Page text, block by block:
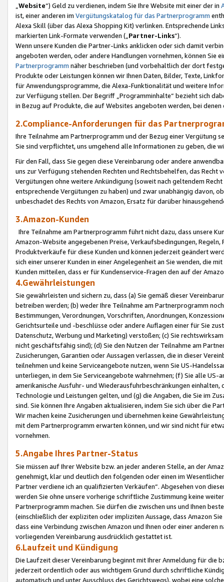
Website“) Geld zu verdienen, indem Sie Ihre Website mit einer der in
ist, einer anderen im Vergütungskatalog für das Partnerprogramm
Alexa Skill (über das Alexa Shopping Kit) verlinken. Entsprechende
markierten Link-Formate verwenden („ Partner-Links“).
Wenn unsere Kunden die Partner-Links anklicken oder sich damit
angeboten werden, oder andere Handlungen vornehmen, können Sie
Partnerprogramm näher beschrieben (und vorbehaltlich der dort
Produkte oder Leistungen können wir Ihnen Daten, Bilder, Texte,
für Anwendungsprogramme, die Alexa-Funktionalität und weitere
zur Verfügung stellen. Der Begriff „Programminhalte“ bezieht sich
in Bezug auf Produkte, die auf Websites angeboten werden, bei
2.Compliance-Anforderungen für das
Ihre Teilnahme am Partnerprogramm und der Bezug einer Vergütung
Sie sind verpflichtet, uns umgehend alle Informationen zu geben, die
Für den Fall, dass Sie gegen diese Vereinbarung oder andere
uns zur Verfügung stehenden Rechten und Rechtsbehelfen, das
Vergütungen ohne weitere Ankündigung (soweit nach geltendem
entsprechende Vergütungen zu haben) und zwar unabhängig davon,
unbeschadet des Rechts von Amazon, Ersatz für darüber
3.Amazon-Kunden
Ihre Teilnahme am Partnerprogramm führt nicht dazu, dass unsere
Amazon-Website angegebenen Preise, Verkaufsbedingungen,
Produktverkäufe für diese Kunden und können jederzeit geändert
sich einer unserer Kunden in einer Angelegenheit an Sie wenden, die
Kunden mitteilen, dass er für Kundenservice-Fragen den auf der
4.Gewährleistungen
Sie gewährleisten und sichern zu, dass (a) Sie gemäß dieser
betreiben werden; (b) weder Ihre Teilnahme am Partnerprogramm
Bestimmungen, Verordnungen, Vorschriften, Anordnungen,
Gerichtsurteile und -beschlüsse oder andere Auflagen einer für Sie
Datenschutz, Werbung und Marketing) verstoßen; (c) Sie
nicht geschäftsfähig sind); (d) Sie den Nutzen der Teilnahme am
Zusicherungen, Garantien oder Aussagen verlassen, die in dieser
teilnehmen und keine Serviceangebote nutzen, wenn Sie US-
unterliegen, in dem Sie Serviceangebote wahrnehmen; (f) Sie alle
amerikanische Ausfuhr- und Wiederausfuhrbeschränkungen
Technologie und Leistungen gelten, und (g) die Angaben, die Sie im
sind. Sie können Ihre Angaben aktualisieren, indem Sie sich über die
Wir machen keine Zusicherungen und übernehmen keine
mit dem Partnerprogramm erwarten können, und wir sind nicht für
vornehmen.
5.Angabe Ihres Partner-Status
Sie müssen auf Ihrer Website bzw. an jeder anderen Stelle, an der
genehmigt, klar und deutlich den folgenden oder einen im
Partner verdiene ich an qualifizierten Verkäufen“. Abgesehen von
werden Sie ohne unsere vorherige schriftliche Zustimmung keine
Partnerprogramm machen. Sie dürfen die zwischen uns und Ihnen
(einschließlich der expliziten oder impliziten Aussage, dass Amazon
dass eine Verbindung zwischen Amazon und Ihnen oder einer
vorliegenden Vereinbarung ausdrücklich gestattet ist.
6.Laufzeit und Kündigung
Die Laufzeit dieser Vereinbarung beginnt mit Ihrer Anmeldung für die
jederzeit ordentlich oder aus wichtigem Grund durch schriftliche
automatisch und unter Ausschluss des Gerichtswegs), wobei eine